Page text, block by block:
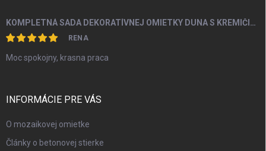
KOMPLETNÁ SADA DEKORATÍVNEJ OMIETKY DUNA S KREMIČITÝM PIESKOM A PERLEŤOU OD 5M2
RENA
Moc spokojny, krasna praca
INFORMÁCIE PRE VÁS
O mozaikovej omietke
Články o betonovej stierke